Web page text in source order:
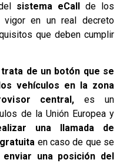
sistema eCall de los
en un real decreto
que deben cumplir
de un botón que se
vehículos en la zona
central, es un
de la Unión Europea y
una llamada de
en caso de que se
una posición del